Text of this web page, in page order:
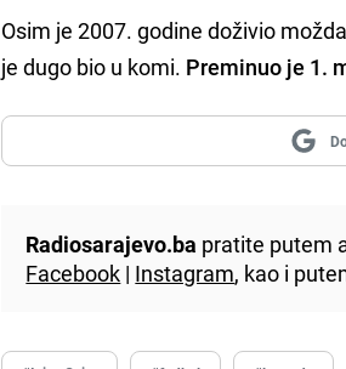
Osim je 2007. godine doživio
je dugo bio u komi. Preminuo je 1.
Radiosarajevo.ba pratite putem
Facebook | Instagram, kao i